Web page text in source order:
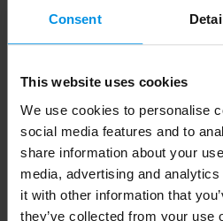
Consent
This website uses cookies
We use cookies to personalise
social media features and to
share information about your
media, advertising and
it with other information that
they’ve collected from your use
Specificaties
138.6 g
Diameter 7.2 cm